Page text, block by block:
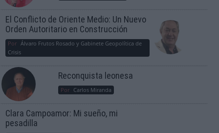
El Conflicto de Oriente Medio: Un Nuevo
Orden Autoritario en Construcción
Por Álvaro Frutos Rosado y Gabinete Geopolítica de
Crisis
Reconquista leonesa
Por Carlos Miranda
Clara Campoamor: Mi sueño, mi
pesadilla